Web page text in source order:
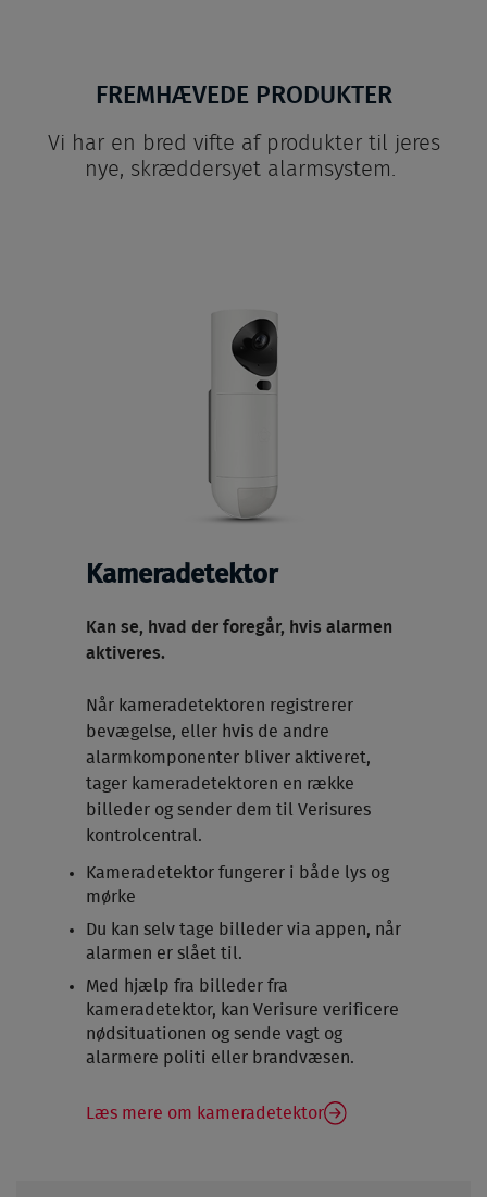
FREMHÆVEDE PRODUKTER
Vi har en bred vifte af produkter til jeres
nye, skræddersyet alarmsystem.
Kameradetektor
Kan se, hvad der foregår, hvis alarmen
aktiveres.
Når kameradetektoren registrerer
bevægelse, eller hvis de andre
alarmkomponenter bliver aktiveret,
tager kameradetektoren en række
billeder og sender dem til Verisures
kontrolcentral.
Kameradetektor fungerer i både lys og
mørke
Du kan selv tage billeder via appen, når
alarmen er slået til.
Med hjælp fra billeder fra
kameradetektor, kan Verisure verificere
nødsituationen og sende vagt og
alarmere politi eller brandvæsen.
Læs mere om kameradetektor